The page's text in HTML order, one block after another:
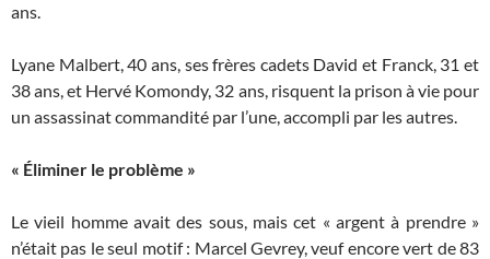
ans.
Lyane Malbert, 40 ans, ses frères cadets David et Franck, 31 et
38 ans, et Hervé Komondy, 32 ans, risquent la prison à vie pour
un assassinat commandité par l’une, accompli par les autres.
« Éliminer le problème »
Le vieil homme avait des sous, mais cet « argent à prendre »
n’était pas le seul motif : Marcel Gevrey, veuf encore vert de 83